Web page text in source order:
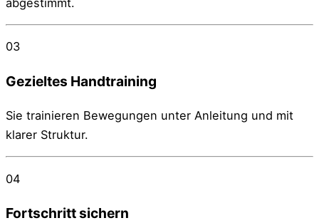
03
Gezieltes Handtraining
Sie trainieren Bewegungen unter Anleitung und mit
klarer Struktur.
04
Fortschritt sichern